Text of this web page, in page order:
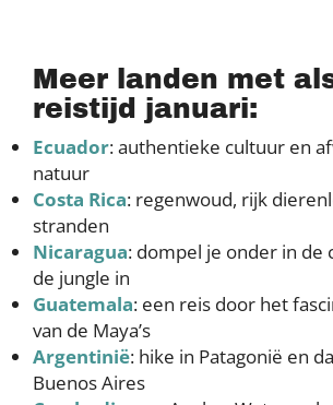
Meer landen met
reistijd januari:
Ecuador: authentieke cultuur en
natuur
Costa Rica: regenwoud, rijk
stranden
Nicaragua: dompel je onder in de
de jungle in
Guatemala: een reis door het
van de Maya’s
Argentinië: hike in Patagonië en
Buenos Aires